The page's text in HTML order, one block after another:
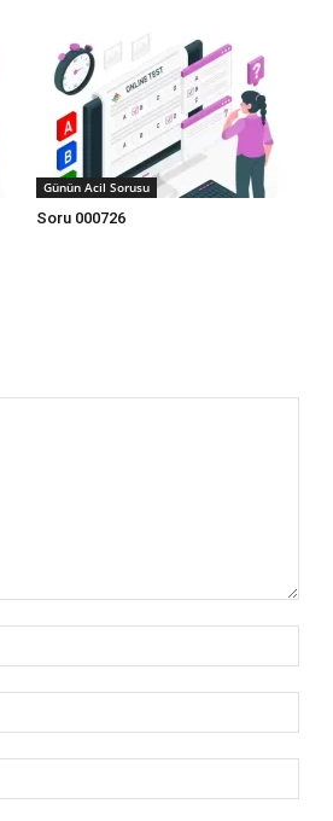
Günün Acil Sorusu
Soru 000726